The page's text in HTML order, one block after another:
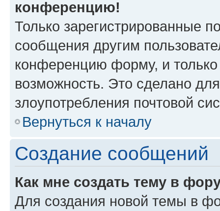
конференцию!
Только зарегистрированные
сообщения другим
конференцию форму, и
возможность. Это сделано
злоупотребления почтовой
Вернуться к началу
Создание сообщений
Как мне создать тему в
Для создания новой темы в